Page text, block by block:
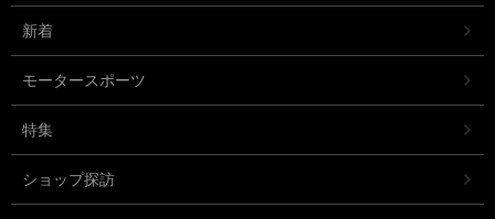
新着
モータースポーツ
特集
ショップ探訪